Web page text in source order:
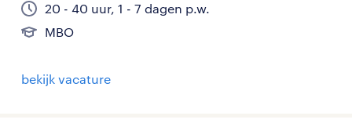
20 - 40 uur, 1 - 7 dagen p.w.
MBO
bekijk vacature